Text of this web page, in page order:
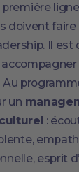
doivent faire
Il
un
:
esprit